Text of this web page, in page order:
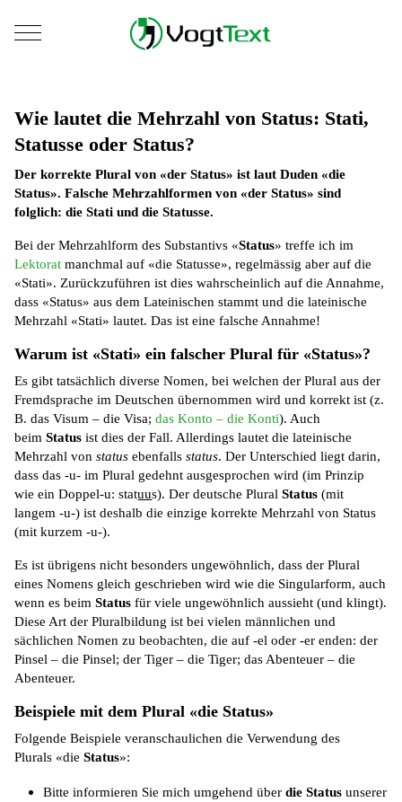
Mobile Menu Toggle
Wie lautet die Mehrzahl von Status: Stati,
Statusse oder Status?
Der korrekte Plural von «der Status» ist laut Duden «die
Status». Falsche Mehrzahlformen von «der Status» sind
folglich: die Stati und die Statusse.
Bei der Mehrzahlform des Substantivs «Status» treffe ich im
Lektorat manchmal auf «die Statusse», regelmässig aber auf die
«Stati». Zurückzuführen ist dies wahrscheinlich auf die Annahme,
dass «Status» aus dem Lateinischen stammt und die lateinische
Mehrzahl «Stati» lautet. Das ist eine falsche Annahme!
Warum ist «Stati» ein falscher Plural für «Status»?
Es gibt tatsächlich diverse Nomen, bei welchen der Plural aus der
Fremdsprache im Deutschen übernommen wird und korrekt ist (z.
B. das Visum – die Visa;das Konto – die Konti). Auch
beimStatus ist dies der Fall. Allerdings lautet die lateinische
Mehrzahl vonstatus ebenfallsstatus. Der Unterschied liegt darin,
dass das -u- im Plural gedehnt ausgesprochen wird (im Prinzip
wie ein Doppel-u: statuus). Der deutsche PluralStatus (mit
langem -u-) ist deshalb die einzige korrekte Mehrzahl von Status
(mit kurzem -u-).
Es ist übrigens nicht besonders ungewöhnlich, dass der Plural
eines Nomens gleich geschrieben wird wie die Singularform, auch
wenn es beimStatus für viele ungewöhnlich aussieht (und klingt).
Diese Art der Pluralbildung ist bei vielen männlichen und
sächlichen Nomen zu beobachten, die auf -el oder -er enden: der
Pinsel – die Pinsel; der Tiger – die Tiger; das Abenteuer – die
Abenteuer.
Beispiele mit dem Plural «die Status»
Folgende Beispiele veranschaulichen die Verwendung des
Plurals «dieStatus»:
Bitte informieren Sie mich umgehend überdie Status unserer